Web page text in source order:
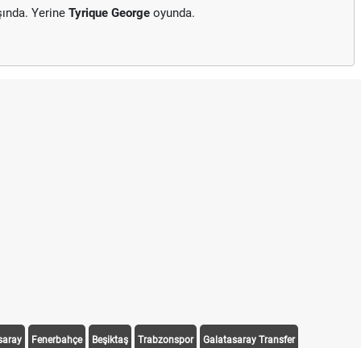
Yerine Tyrique George oyunda.
Fenerbahçe Beşiktaş Trabzonspor Galatasaray Transfer